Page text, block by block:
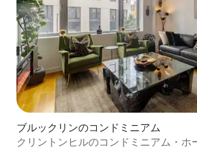
ブルックリンのコンドミニアム
クリントンヒルのコンドミニアム・ホ